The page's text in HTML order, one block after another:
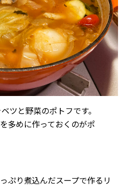
ツと野菜のポトフです。
多めに作っておくのがポ
ぷり煮込んだスープで作るリ